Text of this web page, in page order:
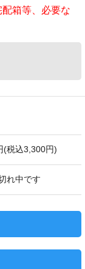
箱等、必要な
(税込3,300円)
れ中です